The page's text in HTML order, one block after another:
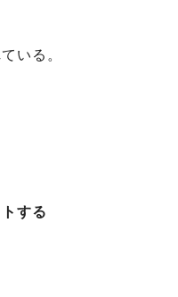
いる。
する